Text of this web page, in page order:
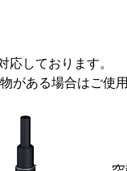
しております。
がある場合はご使